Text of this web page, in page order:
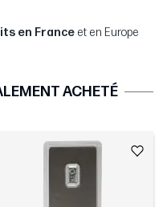
en France et en Europe
ACHETÉ